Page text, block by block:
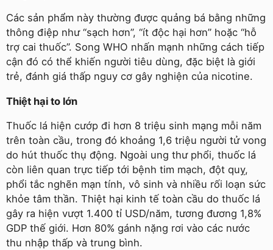
Các sản phẩm này thường được quảng bá bằng những
thông điệp như “sạch hơn”, “ít độc hại hơn” hoặc “hỗ
trợ cai thuốc”. Song WHO nhấn mạnh những cách tiếp
cận đó có thể khiến người tiêu dùng, đặc biệt là giới
trẻ, đánh giá thấp nguy cơ gây nghiện của nicotine.
Thiệt hại to lớn
Thuốc lá hiện cướp đi hơn 8 triệu sinh mạng mỗi năm
trên toàn cầu, trong đó khoảng 1,6 triệu người tử vong
do hút thuốc thụ động. Ngoài ung thư phổi, thuốc lá
còn liên quan trực tiếp tới bệnh tim mạch, đột quỵ,
phổi tắc nghẽn mạn tính, vô sinh và nhiều rối loạn sức
khỏe tâm thần. Thiệt hại kinh tế toàn cầu do thuốc lá
gây ra hiện vượt 1.400 tỉ USD/năm, tương đương 1,8%
GDP thế giới. Hơn 80% gánh nặng rơi vào các nước
thu nhập thấp và trung bình.